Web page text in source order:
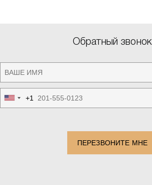
Обратный звонок
United
States
+1
ПЕРЕЗВОНИТЕ МНЕ